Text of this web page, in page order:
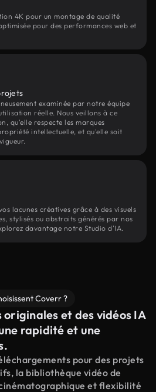
4K pour un montage de qualité
pour des performances web et
examinée par notre équipe
réelle. Nous veillons à ce
qu'elle respecte les marques
intellectuelle, et qu'elle soit
lacunes créatives grâce à des visuels
stylisés ou abstraits générés par nos
davantage notre Studio d'IA.
Coverr ?
originales et des vidéos IA
rapidité et une
pour des projets
la bibliothèque vidéo de
et flexibilité